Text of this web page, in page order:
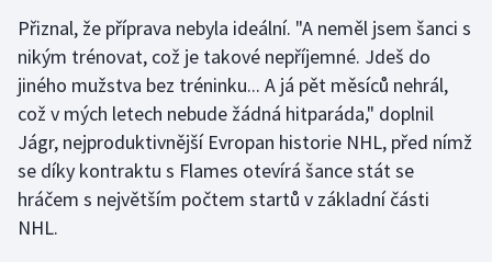
Motorsport
Olympijské hry
Parasport
Plavání
Plážový volejbal
Přiznal, že příprava nebyla ideální. "A neměl jsem šanci s
nikým trénovat, což je takové nepříjemné. Jdeš do
jiného mužstva bez tréninku... A já pět měsíců nehrál,
což v mých letech nebude žádná hitparáda," doplnil
Jágr, nejproduktivnější Evropan historie NHL, před nímž
se díky kontraktu s Flames otevírá šance stát se
hráčem s největším počtem startů v základní části
NHL.